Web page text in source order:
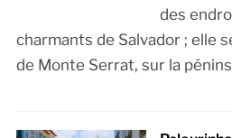
des
charmants de Salvador ; elle
de Monte Serrat, sur la